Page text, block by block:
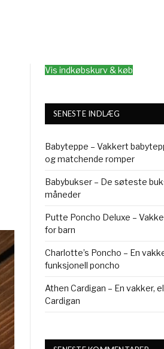
Vis indkøbskurv & køb
SENESTE INDLÆG
Babyteppe – Vakkert
og matchende romper
Babybukser – De søteste
måneder
Putte Poncho Deluxe –
for barn
Charlotte’s Poncho – En
funksjonell poncho
Athen Cardigan – En vakker,
Cardigan